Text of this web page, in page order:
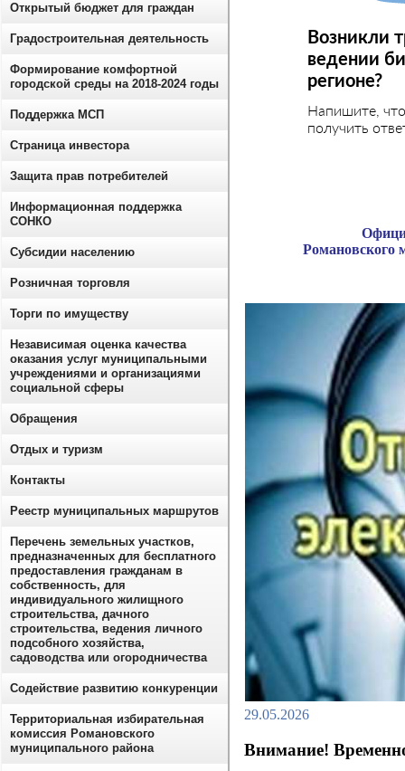
Возникли
ведении
регионе?
Напишите,
получить
Романовского
29.05.2026
Внимание!
Открытый бюджет для граждан
Градостроительная деятельность
Формирование комфортной
городской среды на 2018-2024 годы
Поддержка МСП
Страница инвестора
Защита прав потребителей
Информационная поддержка
СОНКО
Субсидии населению
Розничная торговля
Торги по имуществу
Независимая оценка качества
оказания услуг муниципальными
учреждениями и организациями
социальной сферы
Обращения
Отдых и туризм
Контакты
Реестр муниципальных маршрутов
Перечень земельных участков,
предназначенных для бесплатного
предоставления гражданам в
собственность, для
индивидуального жилищного
строительства, дачного
строительства, ведения личного
подсобного хозяйства,
садоводства или огородничества
Содействие развитию конкуренции
Территориальная избирательная
комиссия Романовского
муниципального района